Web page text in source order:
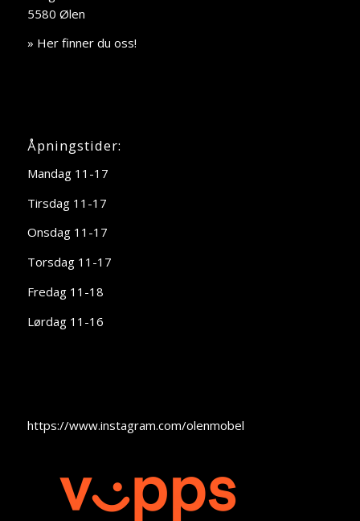
5580 Ølen
» Her finner du oss!
Åpningstider:
Mandag 11-17
Tirsdag 11-17
Onsdag 11-17
Torsdag 11-17
Fredag 11-18
Lørdag 11-16
https://www.instagram.com/olenmobel